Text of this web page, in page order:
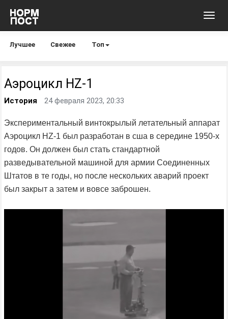
Лучшее Свежее Топ
Аэроцикл HZ-1
История 24 февраля 2023, 20:33
Экспериментальный винтокрылый летательный аппарат
Аэроцикл HZ-1 был разработан в сша в середине 1950-х
годов. Он должен был стать стандартной
разведывательной машиной для армии Соединенных
Штатов в те годы, но после нескольких аварий проект
был закрыт а затем и вовсе заброшен.